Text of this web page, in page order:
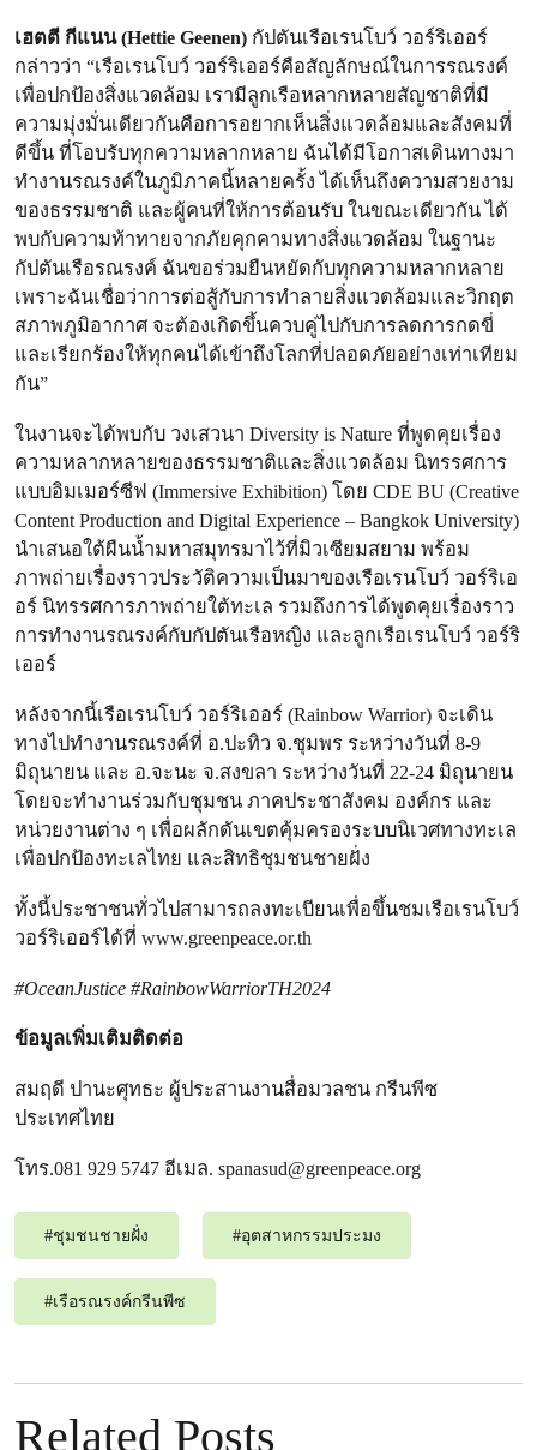
เฮตตี กีแนน (Hettie Geenen) กัปตันเรือเรนโบว์ วอร์ริเออร์
กล่าวว่า “เรือเรนโบว์ วอร์ริเออร์คือสัญลักษณ์ในการรณรงค์
เพื่อปกป้องสิ่งแวดล้อม เรามีลูกเรือหลากหลายสัญชาติที่มี
ความมุ่งมั่นเดียวกันคือการอยากเห็นสิ่งแวดล้อมและสังคมที่
ดีขึ้น ที่โอบรับทุกความหลากหลาย ฉันได้มีโอกาสเดินทางมา
ทำงานรณรงค์ในภูมิภาคนี้หลายครั้ง ได้เห็นถึงความสวยงาม
ของธรรมชาติ และผู้คนที่ให้การต้อนรับ ในขณะเดียวกัน ได้
พบกับความท้าทายจากภัยคุกคามทางสิ่งแวดล้อม ในฐานะ
กัปตันเรือรณรงค์ ฉันขอร่วมยืนหยัดกับทุกความหลากหลาย
เพราะฉันเชื่อว่าการต่อสู้กับการทำลายสิ่งแวดล้อมและวิกฤต
สภาพภูมิอากาศ จะต้องเกิดขึ้นควบคู่ไปกับการลดการกดขี่
และเรียกร้องให้ทุกคนได้เข้าถึงโลกที่ปลอดภัยอย่างเท่าเทียม
กัน”
ในงานจะได้พบกับ วงเสวนา Diversity is Nature ที่พูดคุยเรื่อง
ความหลากหลายของธรรมชาติและสิ่งแวดล้อม นิทรรศการ
แบบอิมเมอร์ซีฟ (Immersive Exhibition) โดย CDE BU (Creative
Content Production and Digital Experience – Bangkok University)
นำเสนอใต้ผืนน้ำมหาสมุทรมาไว้ที่มิวเซียมสยาม พร้อม
ภาพถ่ายเรื่องราวประวัติความเป็นมาของเรือเรนโบว์ วอร์ริเอ
อร์ นิทรรศการภาพถ่ายใต้ทะเล รวมถึงการได้พูดคุยเรื่องราว
การทำงานรณรงค์กับกัปตันเรือหญิง และลูกเรือเรนโบว์ วอร์ริ
เออร์
หลังจากนี้เรือเรนโบว์ วอร์ริเออร์ (Rainbow Warrior) จะเดิน
ทางไปทำงานรณรงค์ที่ อ.ปะทิว จ.ชุมพร ระหว่างวันที่ 8-9
มิถุนายน และ อ.จะนะ จ.สงขลา ระหว่างวันที่ 22-24 มิถุนายน
โดยจะทำงานร่วมกับชุมชน ภาคประชาสังคม องค์กร และ
หน่วยงานต่าง ๆ เพื่อผลักดันเขตคุ้มครองระบบนิเวศทางทะเล
เพื่อปกป้องทะเลไทย และสิทธิชุมชนชายฝั่ง
ทั้งนี้ประชาชนทั่วไปสามารถลงทะเบียนเพื่อขึ้นชมเรือเรนโบว์
วอร์ริเออร์ได้ที่ www.greenpeace.or.th
#OceanJustice #RainbowWarriorTH2024
ข้อมูลเพิ่มเติมติดต่อ
สมฤดี ปานะศุทธะ ผู้ประสานงานสื่อมวลชน กรีนพีซ
ประเทศไทย
โทร.081 929 5747 อีเมล. spanasud@greenpeace.org
#ชุมชนชายฝั่ง #อุตสาหกรรมประมง
#เรือรณรงค์กรีนพีซ
Related Posts